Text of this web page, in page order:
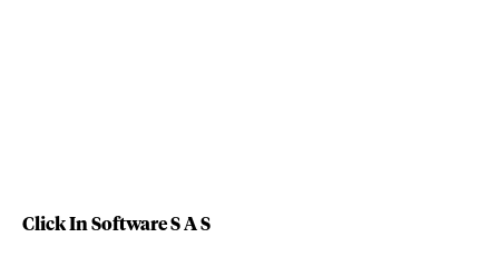
Click In Software S A S